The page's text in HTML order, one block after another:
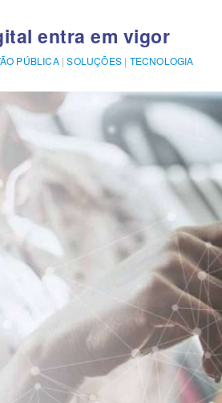
entra em vigor
PÚBLICA|SOLUÇÕES| TECNOLOGIA